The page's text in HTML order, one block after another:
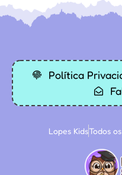
Política
Lopes KidsTodos